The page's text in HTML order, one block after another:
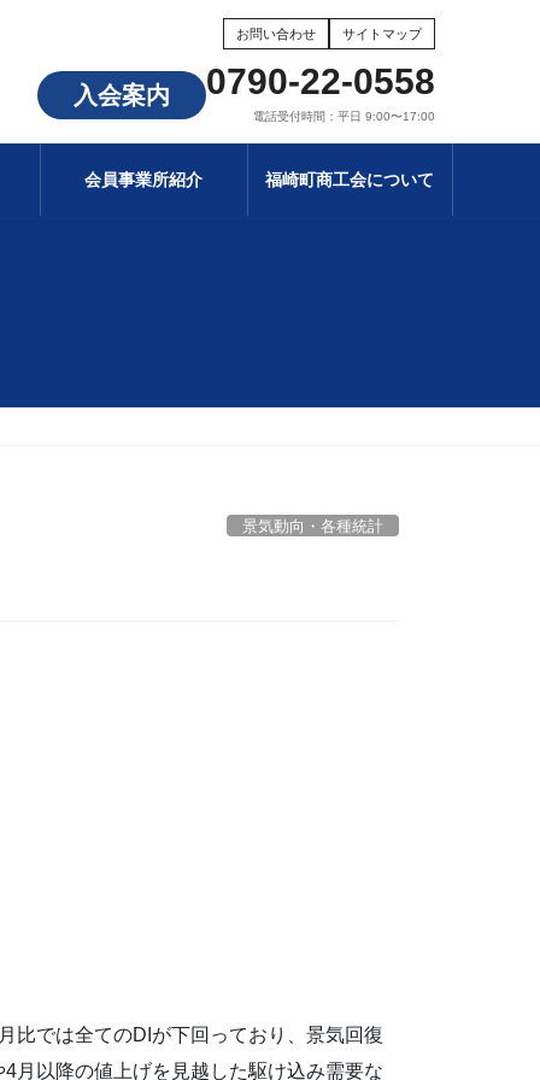
お問い合わせ サイトマップ
入会案内 0790-22-0558
電話受付時間：平日 9:00〜17:00
会員事業所紹介 福崎町商工会について
景気動向・各種統計
比では全てのDIが下回っており、景気回復
月以降の値上げを見越した駆け込み需要な